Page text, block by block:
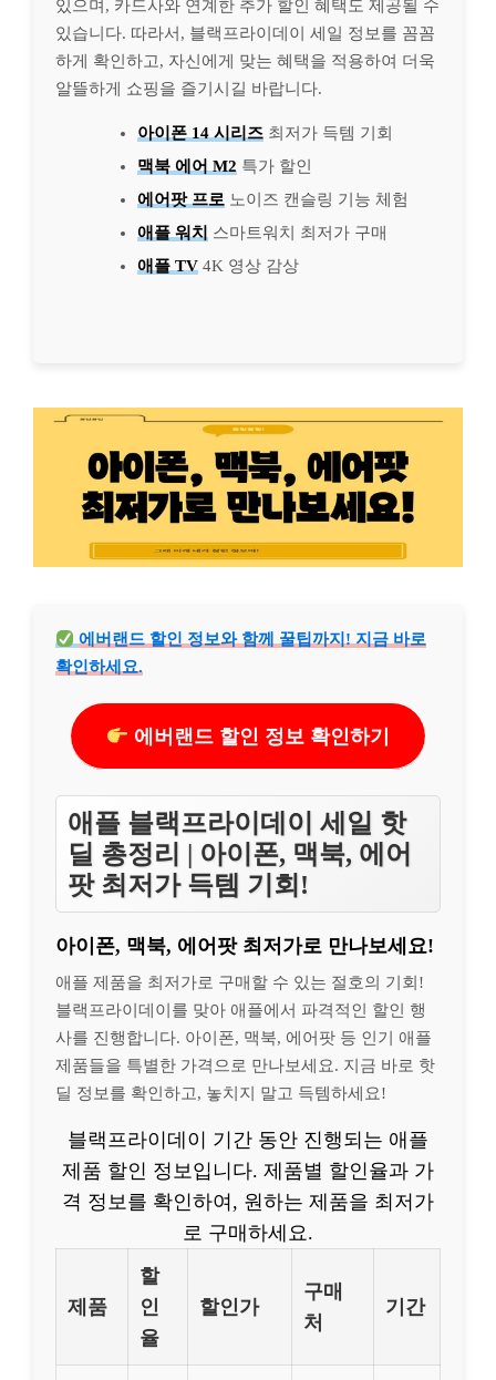
있으며, 카드사와 연계한 추가 할인 혜택도 제공될 수
있습니다. 따라서, 블랙프라이데이 세일 정보를 꼼꼼
하게 확인하고, 자신에게 맞는 혜택을 적용하여 더욱
알뜰하게 쇼핑을 즐기시길 바랍니다.
아이폰 14 시리즈 최저가 득템 기회
맥북 에어 M2 특가 할인
에어팟 프로 노이즈 캔슬링 기능 체험
애플 워치 스마트워치 최저가 구매
애플 TV 4K 영상 감상
에버랜드 할인 정보와 함께 꿀팁까지! 지금 바로
확인하세요.
에버랜드 할인 정보 확인하기
애플 블랙프라이데이 세일 핫
딜 총정리 | 아이폰, 맥북, 에어
팟 최저가 득템 기회!
아이폰, 맥북, 에어팟 최저가로 만나보세요!
애플 제품을 최저가로 구매할 수 있는 절호의 기회!
블랙프라이데이를 맞아 애플에서 파격적인 할인 행
사를 진행합니다. 아이폰, 맥북, 에어팟 등 인기 애플
제품들을 특별한 가격으로 만나보세요. 지금 바로 핫
딜 정보를 확인하고, 놓치지 말고 득템하세요!
블랙프라이데이 기간 동안 진행되는 애플
제품 할인 정보입니다. 제품별 할인율과 가
격 정보를 확인하여, 원하는 제품을 최저가
로 구매하세요.
제품
할
인
율
할인가
구매
처
기간